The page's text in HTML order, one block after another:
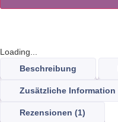
Lymphomat
Loading...
Beschreibung
Zusätzliche Information
Rezensionen (1)